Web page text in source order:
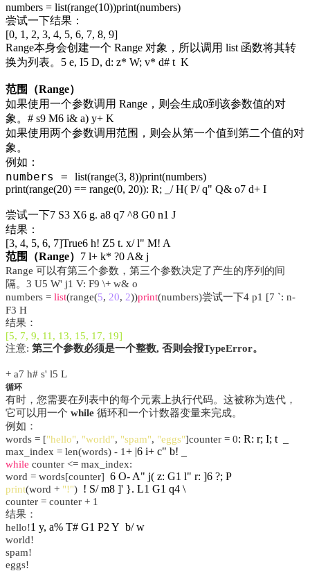
numbers = list(range(10))print(numbers)
尝试一下结果：
[0, 1, 2, 3, 4, 5, 6, 7, 8, 9]
Range本身会创建一个 Range 对象，所以调用 list 函数将其转
换为列表。 5 e, I5 D, d: z* W; v* d# t K
范围（Range）
如果使用一个参数调用 Range，则会生成0到该参数值的对
象。 # s9 M6 i& a) y+ K
如果使用两个参数调用范围，则会从第一个值到第二个值的对
象。
例如：
numbers = list(range(3, 8))print(numbers)
print(range(20) == range(0, 20)): R; _/ H( P/ q" Q& o7 d+ I
尝试一下7 S3 X6 g. a8 q7 ^8 G0 n1 J
结果：
[3, 4, 5, 6, 7]True6 h! Z5 t. x/ l" M! A
范围（Range） 7 l+ k* ?0 A& j
Range 可以有第三个参数，第三个参数决定了产生的序列的间
隔。 3 U5 W' j1 V: F9 \+ w& o
numbers = list(range(5, 20, 2))print(numbers)尝试一下4 p1 [7 `: n-
F3 H
结果：
[5, 7, 9, 11, 13, 15, 17, 19]
注意: 第三个参数必须是一个整数, 否则会报TypeError。
+ a7 h# s' l5 L
循环
有时，您需要在列表中的每个元素上执行代码。这被称为迭代，
它可以用一个 while 循环和一个计数器变量来完成。
例如：
words = ["hello", "world", "spam", "eggs"]counter = 0: R: r; I; t _
max_index = len(words) - 1+ |6 i+ c" b! _
while counter <= max_index:
word = words[counter] 6 O- A" j( z: G1 l" r: ]6 ?; P
print(word + "!") ! S/ m8 ]' }. L1 G1 q4 \
counter = counter + 1
结果：
hello!1 y, a% T# G1 P2 Y b/ w
world!
spam!
eggs!